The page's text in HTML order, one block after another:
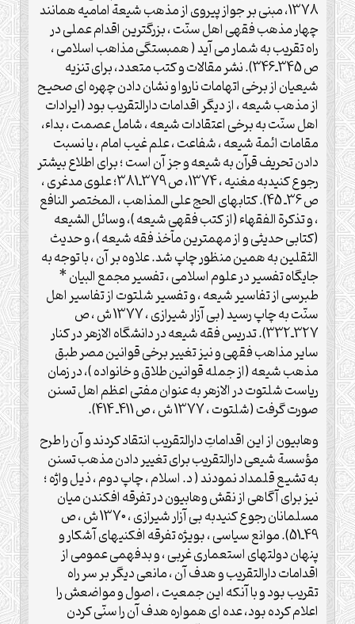
1378، مبنی بر جواز پیروی از مذهب شیعة امامیه همانند
چهار مذهب فقهی اهل سنّت ، بزرگترین اقدام عملی در
راه تقریب به شمار می آید ( همبستگی مذاهب اسلامی ،
ص 345ـ346). نشر مقالات و کتب متعدد، برای تنزیه
شیعیان از برخی اتهامات ناروا و نشان دادن چهره ای صحیح
از مذهب شیعه ، از دیگر اقدامات دارالتقریب بود (ایرادات
اهل سنّت به برخی اعتقادات شیعه ، شامل عصمت ، بداء،
مقامات ائمة شیعه ، شفاعت ، علم غیب امام ، یا نسبت
دادن تحریف قرآن به شیعه و جز آن است ؛ برای اطلاع بیشتر
رجوع کنیدبه مغنیه ، 1374، ص 379ـ381؛ علوی مدغری ،
ص 36ـ 45). کتابهای الحج علی المذاهب ، المختصر النافع
، و تذکرة الفقهاء (از کتب فقهی شیعه )، وسائل الشیعه
(کتابی حدیثی و از مهمترین مآخذ فقه شیعه )، و حدیث
الثقلین به همین منظور چاپ شد. علاوه بر آن ، با توجه به
جایگاه تفسیر در علوم اسلامی ، تفسیر مجمع البیان *
طبرسی از تفاسیر شیعه ، و تفسیر شلتوت از تفاسیر اهل
سنّت به چاپ رسید (بی آزار شیرازی ، 1377 ش ، ص
327ـ332). تدریس فقه شیعه در دانشگاه الازهر در کنار
سایر مذاهب فقهی و نیز تغییر برخی قوانین مصر طبق
مذهب شیعه (از جمله قوانین طلاق و خانواده )، در زمان
ریاست شلتوت در الازهر به عنوان مفتی اعظم اهل تسنن
صورت گرفت (شلتوت ، 1377 ش ، ص 411ـ 414).
وهابیون از این اقداماتِ دارالتقریب انتقاد کردند و آن را طرح
مؤسسة شیعی دارالتقریب برای تغییر دادن مذهب تسنن
به تشیع قلمداد نمودند ( د. اسلام ، چاپ دوم ، ذیل واژه ؛
نیز برای آگاهی از نقش وهابیون در تفرقه افکندن میان
مسلمانان رجوع کنیدبه بی آزار شیرازی ، 1370 ش ، ص
49ـ51). موانع سیاسی ، بویژه تفرقه افکنیهای آشکار و
پنهان دولتهای استعماری غربی ، و بدفهمی عمومی از
اقدامات دارالتقریب و هدف آن ، مانعی دیگر بر سر راه
تقریب بود و با آنکه این جمعیت ، اصول و مواضعش را
اعلام کرده بود، عده ای همواره هدف آن را سنّی کردن